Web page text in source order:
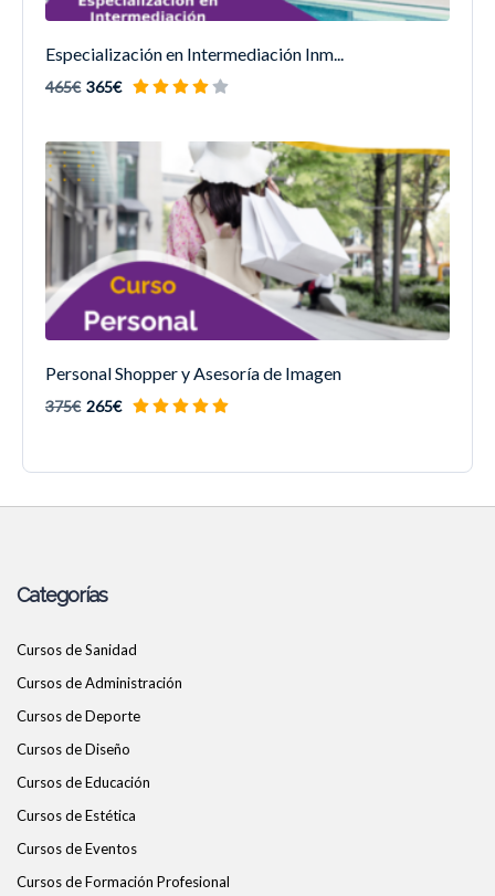
Especialización en Intermediación Inm...
465€ 365€
Personal Shopper y Asesoría de Imagen
375€ 265€
Categorías
Cursos de Sanidad
Cursos de Administración
Cursos de Deporte
Cursos de Diseño
Cursos de Educación
Cursos de Estética
Cursos de Eventos
Cursos de Formación Profesional